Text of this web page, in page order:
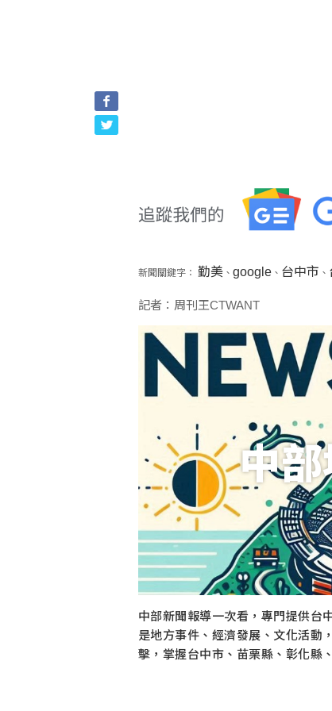
新聞關鍵字： 勤美、 google、 台中市 、
記者：周刊王CTWANT
中
中部新聞報導一次看，專門提供台
是地方事件、經濟發展、文化活動
擊，掌握台中市、苗栗縣、彰化縣